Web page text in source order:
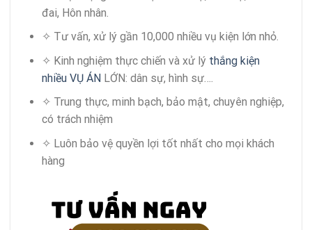
đai, Hôn nhân.
✧ Tư vấn, xử lý gần 10,000 nhiều vụ kiện lớn nhỏ.
✧ Kinh nghiệm thực chiến và xử lý thắng kiện
nhiều VỤ ÁNLỚN: dân sự, hình sự….
✧ Trung thực, minh bạch, bảo mật, chuyên nghiệp,
có trách nhiệm
✧ Luôn bảo vệ quyền lợi tốt nhất cho mọi khách
hàng